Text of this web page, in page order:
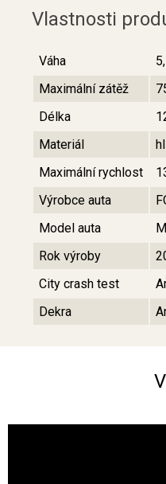
Vlastnosti
Váha
Maximální zátěž
Délka
Materiál
Maximální rychlost
Výrobce auta
Model auta
Rok výroby
City crash test
Dekra